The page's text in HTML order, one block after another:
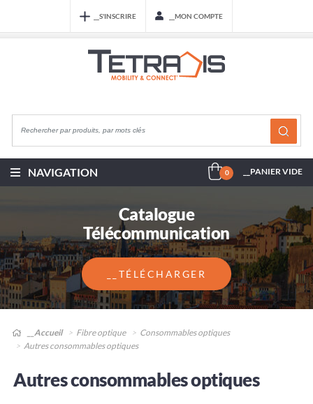
__S'INSCRIRE __MON COMPTE
NAVIGATION 0 __PANIER VIDE
Catalogue
Télécommunication
__TÉLÉCHARGER
__Accueil Fibre optique
Consommables optiques
Autres consommables optiques
Autres consommables optiques